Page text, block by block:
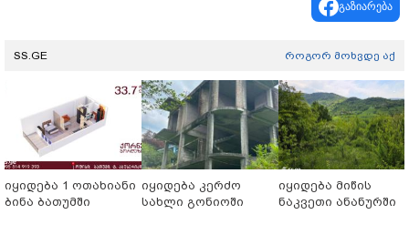
გაზიარება
SS.GE როგორ მოხვდე აქ
იყიდება 1 ოთახიანი
ბინა ბათუმში
იყიდება კერძო
სახლი გონიოში
იყიდება მიწის
ნაკვეთი ანანურში